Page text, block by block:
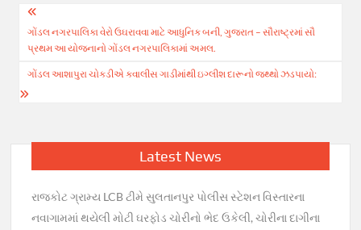
Post
navigation
ગોંડલ નગરપાલિકા વેરો ઉઘરાવવા માટે આધુનિક બની, ગુજરાત – સૌરાષ્ટ્રમાં સૌ
પ્રથમ આ યોજનાનો ગોંડલ નગરપાલિકામાં અમલ.
ગોંડલ આશાપુરા ચોકડીએ કવાલીસ ગાડીમાંથી ઇગ્લીશ દારૂનો જથ્થો ઝડપાયો:
Latest News
રાજકોટ ગ્રામ્ય LCB ટીમે સુલતાનપુર પોલીસ સ્ટેશન વિસ્તારના
નવાગામમાં થયેલી મોટી ઘરફોડ ચોરીનો ભેદ ઉકેલી, ચોરીના દાગીના